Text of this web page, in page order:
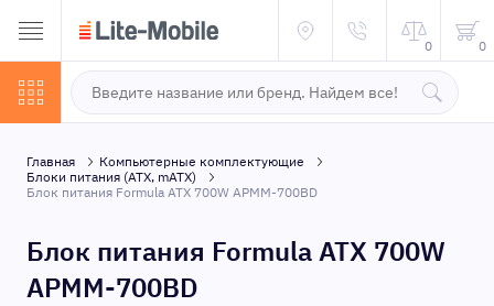
0 0
Главная
Компьютерные комплектующие
Блоки питания (ATX, mATX)
Блок питания Formula ATX 700W APMM-700BD
Блок питания Formula ATX 700W
APMM-700BD